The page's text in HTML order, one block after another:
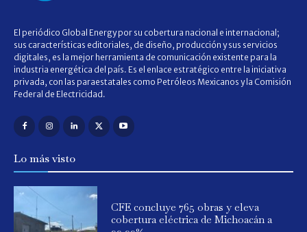
El periódico Global Energy por su cobertura nacional e internacional;
sus características editoriales, de diseño, producción y sus servicios
digitales, es la mejor herramienta de comunicación existente para la
industria energética del país. Es el enlace estratégico entre la iniciativa
privada, con las paraestatales como Petróleos Mexicanos y la Comisión
Federal de Electricidad.
Lo más visto
CFE concluye 765 obras y eleva
cobertura eléctrica de Michoacán a